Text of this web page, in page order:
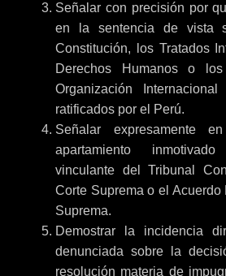
Señalar con precisión por
en la sentencia de vista
Constitución, los Tratados
Derechos Humanos o
Organización
ratificados por el Perú.
Señalar expresamente
apartamiento
vinculante del Tribunal
Corte Suprema o el
Suprema.
Demostrar la incidencia
denunciada sobre la
resolución materia de